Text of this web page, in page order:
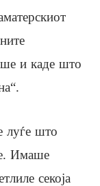
и каде што
луѓе што
Имаше
секоја